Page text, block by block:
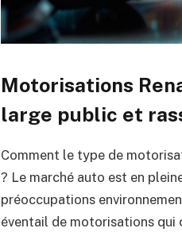
Motorisations
large public et
Comment le type de
? Le marché auto est en
préoccupations
éventail de motorisations qui